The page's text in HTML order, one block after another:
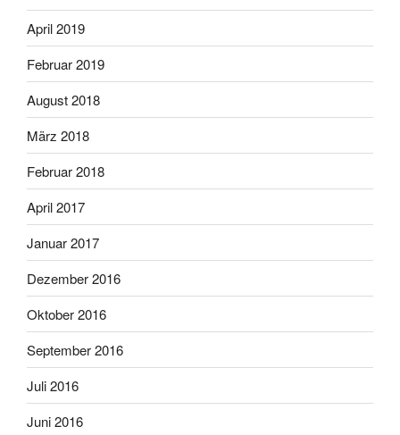
April 2019
Februar 2019
August 2018
März 2018
Februar 2018
April 2017
Januar 2017
Dezember 2016
Oktober 2016
September 2016
Juli 2016
Juni 2016